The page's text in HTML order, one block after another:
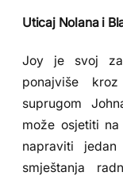
Uticaj Nolana i
Joy je svoj
ponajviše kroz
suprugom
može osjetiti
napraviti
smještanja